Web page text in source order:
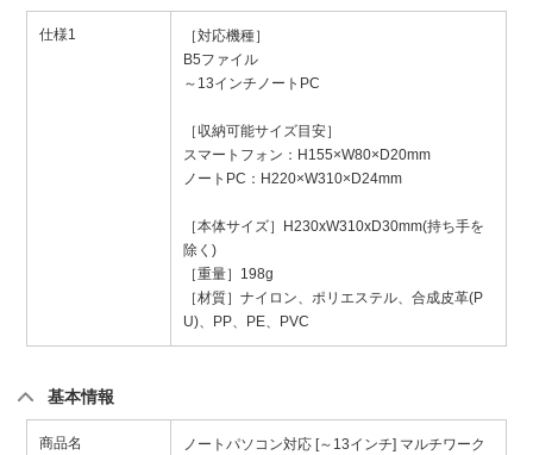
仕様1
［対応機種］
B5ファイル
～13インチノートPC
［収納可能サイズ目安］
スマートフォン：H155×W80×D20mm
ノートPC：H220×W310×D24mm
［本体サイズ］H230xW310xD30mm(持ち手を
除く)
［重量］198g
［材質］ナイロン、ポリエステル、合成皮革(P
U)、PP、PE、PVC
基本情報
商品名
ノートパソコン対応 [～13インチ] マルチワーク